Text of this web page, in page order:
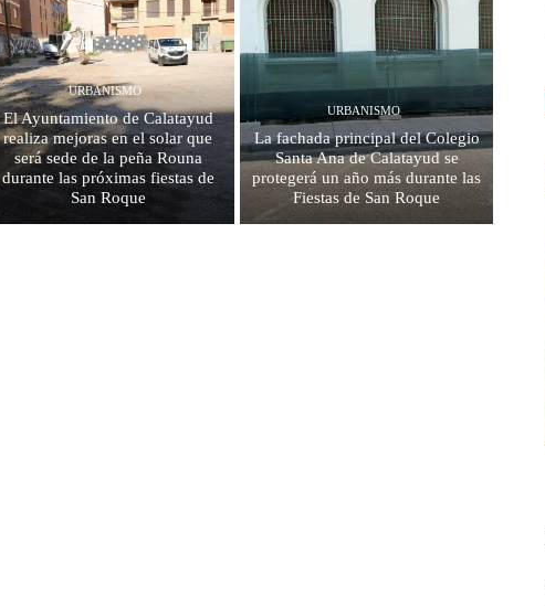
URBANISMO
El Ayuntamiento de Calatayud
realiza mejoras en el solar que
será sede de la peña Rouna
durante las próximas fiestas de
San Roque
URBANISMO
La fachada principal del Colegio
Santa Ana de Calatayud se
protegerá un año más durante las
Fiestas de San Roque